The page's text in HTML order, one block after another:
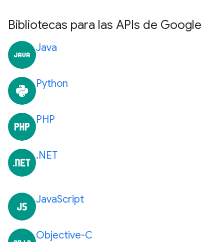
Bibliotecas para las APIs de Google
Java
Python
PHP
.NET
JavaScript
Objective-C